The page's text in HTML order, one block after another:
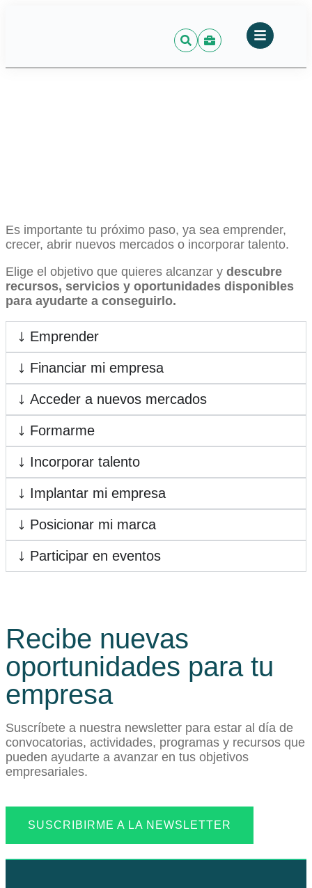
Es importante tu próximo paso, ya sea emprender,
crecer, abrir nuevos mercados o incorporar talento.
Elige el objetivo que quieres alcanzar y descubre
recursos, servicios y oportunidades disponibles
para ayudarte a conseguirlo.
Emprender
Financiar mi empresa
Acceder a nuevos mercados
Formarme
Incorporar talento
Implantar mi empresa
Posicionar mi marca
Participar en eventos
Recibe nuevas
oportunidades para tu
empresa
Suscríbete a nuestra newsletter para estar al día de
convocatorias, actividades, programas y recursos que
pueden ayudarte a avanzar en tus objetivos
empresariales.
SUSCRIBIRME A LA NEWSLETTER